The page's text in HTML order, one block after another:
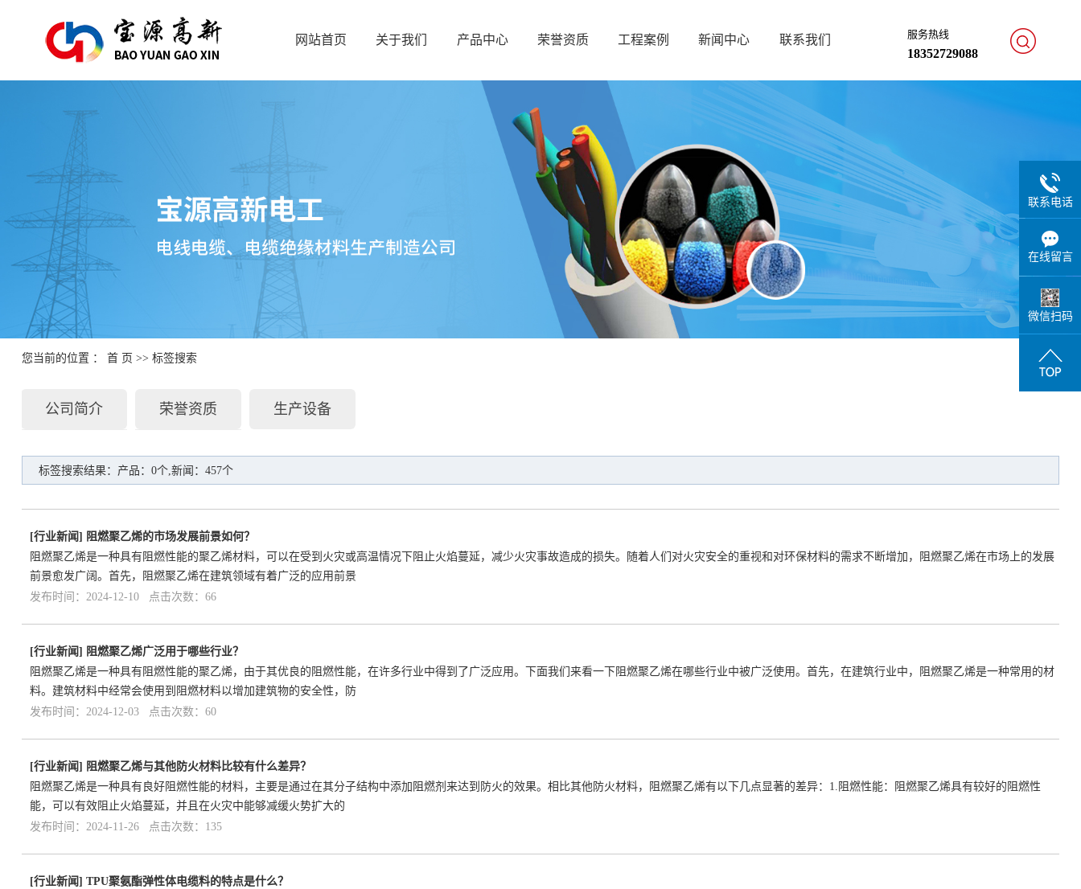
网站首页 关于我们 产品中心 荣誉资质 工程案例 新闻中心 联系我们 服务热线
18352729088
您当前的位置 ： 首 页 >> 标签搜索
公司简介 荣誉资质 生产设备
标签搜索结果：产品：0个,新闻：457个
[行业新闻] 阻燃聚乙烯的市场发展前景如何？
阻燃聚乙烯是一种具有阻燃性能的聚乙烯材料，可以在受到火灾或高温情况下阻止火焰蔓延，减少火灾事故造成的损失。随着人们对火灾安全的重视和对环保材料的需求不断增加，阻燃聚乙烯在市场上的发展
前景愈发广阔。首先，阻燃聚乙烯在建筑领域有着广泛的应用前景
发布时间：2024-12-10 点击次数：66
[行业新闻] 阻燃聚乙烯广泛用于哪些行业？
阻燃聚乙烯是一种具有阻燃性能的聚乙烯，由于其优良的阻燃性能，在许多行业中得到了广泛应用。下面我们来看一下阻燃聚乙烯在哪些行业中被广泛使用。首先，在建筑行业中，阻燃聚乙烯是一种常用的材
料。建筑材料中经常会使用到阻燃材料以增加建筑物的安全性，防
发布时间：2024-12-03 点击次数：60
[行业新闻] 阻燃聚乙烯与其他防火材料比较有什么差异？
阻燃聚乙烯是一种具有良好阻燃性能的材料，主要是通过在其分子结构中添加阻燃剂来达到防火的效果。相比其他防火材料，阻燃聚乙烯有以下几点显著的差异：1.阻燃性能：阻燃聚乙烯具有较好的阻燃性
能，可以有效阻止火焰蔓延，并且在火灾中能够减缓火势扩大的
发布时间：2024-11-26 点击次数：135
[行业新闻] TPU聚氨酯弹性体电缆料的特点是什么？
联系电话
在线留言
微信扫码